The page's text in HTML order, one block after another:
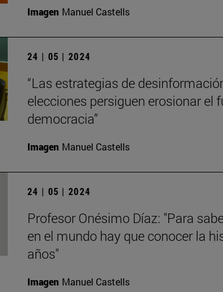
Imagen Manuel Castells
24 | 05 | 2024
“Las estrategias de
elecciones persiguen erosionar el
democracia”
Imagen Manuel Castells
24 | 05 | 2024
Profesor Onésimo Díaz: "Para
en el mundo hay que conocer la
años"
Imagen Manuel Castells